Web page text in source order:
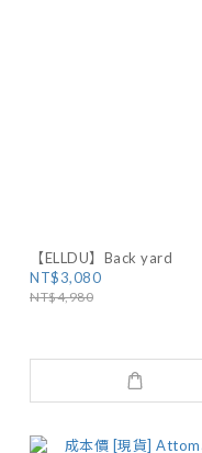
【ELLDU】Back yard
NT$3,080
NT$4,980